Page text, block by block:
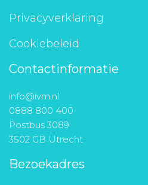
Privacyverklaring
Cookiebeleid
Contactinformatie
info@ivm.nl
0888 800 400
Postbus 3089
3502 GB Utrecht
Bezoekadres